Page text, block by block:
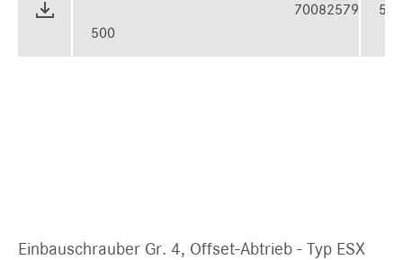
500
70082579
Einbauschrauber Gr. 4, Offset-Abtrieb - Typ ESX